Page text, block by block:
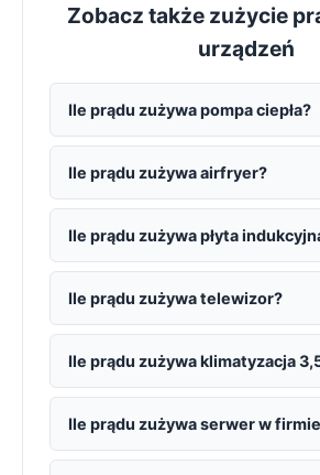
Zobacz także zużycie
urządzeń
Ile prądu zużywa pompa ciepła?
Ile prądu zużywa airfryer?
Ile prądu zużywa płyta
Ile prądu zużywa telewizor?
Ile prądu zużywa klimatyzacja
Ile prądu zużywa serwer w